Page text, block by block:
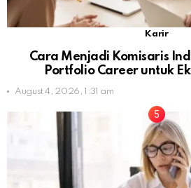
Karir
Cara Menjadi Komisaris
Portfolio Career untuk
August 4, 2026, 1:31 am